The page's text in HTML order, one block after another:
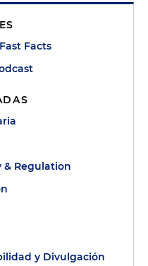
Facts
Regulation
y Divulgación